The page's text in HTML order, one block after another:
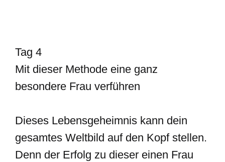
Tag 4
Mit dieser Methode eine ganz
besondere Frau verführen
Dieses Lebensgeheimnis kann dein
gesamtes Weltbild auf den Kopf stellen.
Denn der Erfolg zu dieser einen Frau